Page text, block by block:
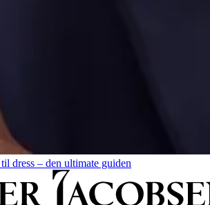
dress – den ultimate guiden